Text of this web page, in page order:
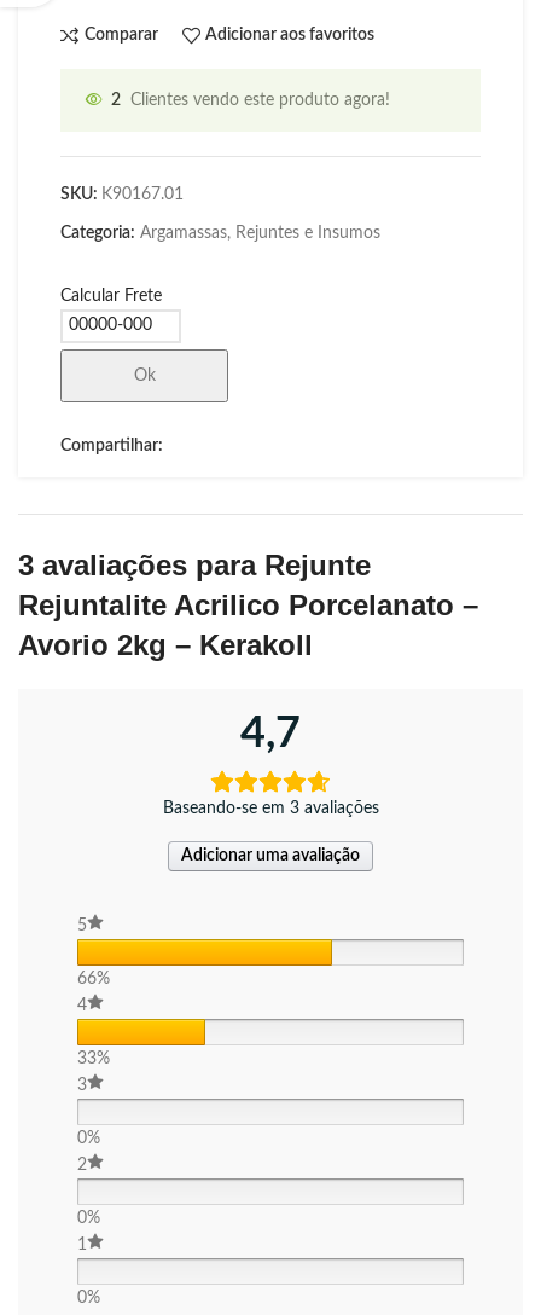
Comparar Adicionar aos favoritos
2 Clientes vendo este produto agora!
SKU: K90167.01
Categoria: Argamassas, Rejuntes e Insumos
Calcular Frete
Ok
Compartilhar:
3 avaliações para Rejunte
Rejuntalite Acrilico Porcelanato –
Avorio 2kg – Kerakoll
4,7
Baseando-se em 3 avaliações
Adicionar uma avaliação
5
66%
4
33%
3
0%
2
0%
1
0%